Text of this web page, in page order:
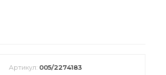
Артикул: 005/2274183